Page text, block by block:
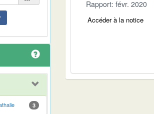
3
Rapport: févr. 2020
Accéder à la notice